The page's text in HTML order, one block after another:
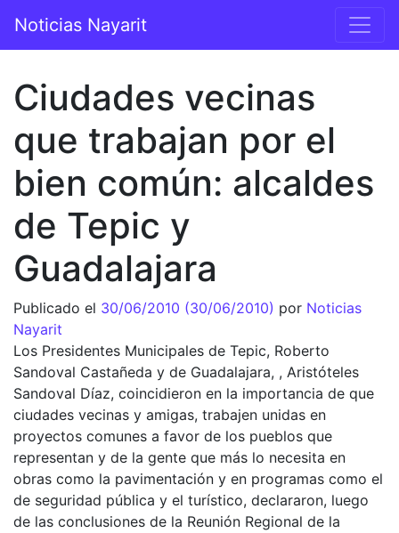
Navegación principal
Noticias Nayarit
Ciudades vecinas
que trabajan por el
bien común: alcaldes
de Tepic y
Guadalajara
Publicado el 30/06/2010 (30/06/2010) por Noticias
Nayarit
Los Presidentes Municipales de Tepic, Roberto
Sandoval Castañeda y de Guadalajara, , Aristóteles
Sandoval Díaz, coincidieron en la importancia de que
ciudades vecinas y amigas, trabajen unidas en
proyectos comunes a favor de los pueblos que
representan y de la gente que más lo necesita en
obras como la pavimentación y en programas como el
de seguridad pública y el turístico, declararon, luego
de las conclusiones de la Reunión Regional de la